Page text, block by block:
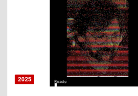
i
s
t
o
r
2025